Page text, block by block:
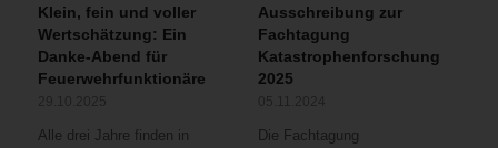
Klein, fein und voller
Wertschätzung: Ein
Danke-Abend für
Feuerwehrfunktionäre
Alle drei Jahre finden in
Ausschreibung zur
Fachtagung
Katastrophenforschung
2025
Die Fachtagung